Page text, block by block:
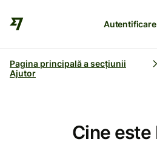
Autentificare
Pagina principală a secțiunii
Ajutor
Cine este